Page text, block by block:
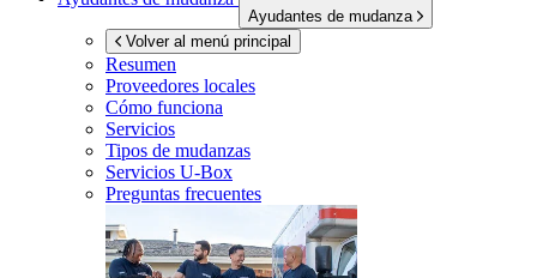
Ayudantes de mudanza
Volver al menú principal
Resumen
Proveedores locales
Cómo funciona
Servicios
Tipos de mudanzas
Servicios U-Box
Preguntas frecuentes